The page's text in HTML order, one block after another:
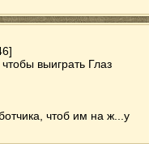
выиграть Глаз
чтоб им на ж...у